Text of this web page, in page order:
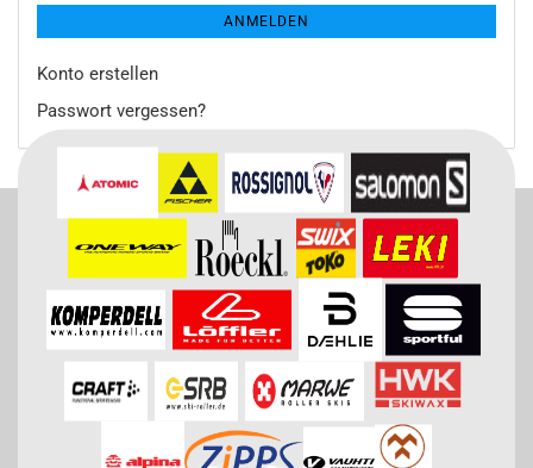
ANMELDEN
Konto erstellen
Passwort vergessen?